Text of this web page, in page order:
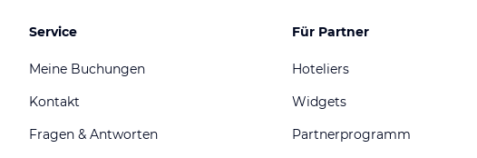
Service
Meine Buchungen
Kontakt
Fragen & Antworten
Für Partner
Hoteliers
Widgets
Partnerprogramm